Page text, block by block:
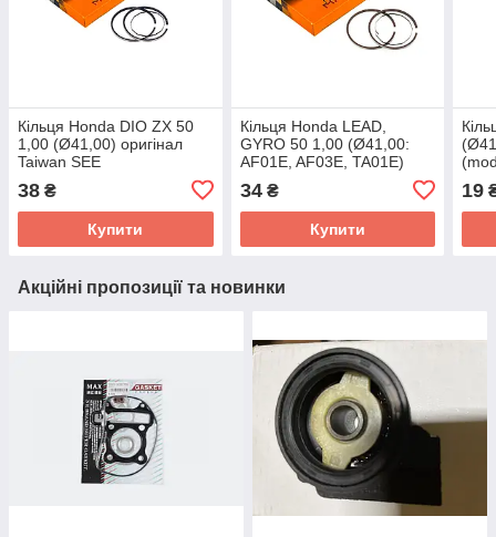
Кільця Honda DIO ZX 50
1,00 (Ø41,00) оригінал
Taiwan SEE
38 ₴
Купити
Кільця Honda LEAD,
GYRO 50 1,00 (Ø41,00:
AF01E, AF03E, TA01E)
34₴
Купити
19
Акційні пропозиції та новинки